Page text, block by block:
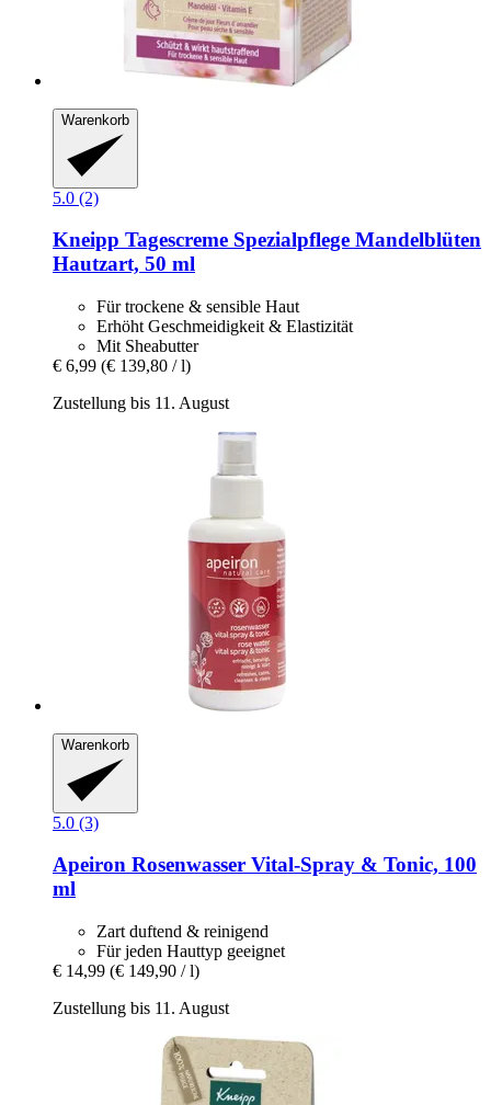
Warenkorb
5.0 (2)
Kneipp Tagescreme Spezialpflege Mandelblüten
Hautzart, 50 ml
Für trockene & sensible Haut
Erhöht Geschmeidigkeit & Elastizität
Mit Sheabutter
€ 6,99 (€ 139,80 / l)
Zustellung bis 11. August
Warenkorb
5.0 (3)
Apeiron Rosenwasser Vital-​Spray & Tonic, 100
ml
Zart duftend & reinigend
Für jeden Hauttyp geeignet
€ 14,99 (€ 149,90 / l)
Zustellung bis 11. August